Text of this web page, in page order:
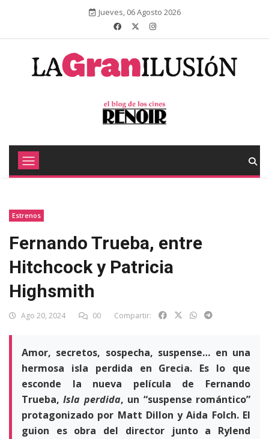
Jueves, 06 Agosto 2026
Estrenos
Fernando Trueba, entre
Hitchcock y Patricia
Highsmith
Ago 20, 2024 00 Compartir:
Amor, secretos, sospecha, suspense… en una
hermosa isla perdida en Grecia. Es lo que
esconde la nueva película de Fernando
Trueba, Isla perdida, un “suspense romántico”
protagonizado por Matt Dillon y Aida Folch. El
guion es obra del director junto a Rylend